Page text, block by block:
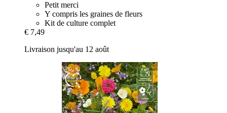
Petit merci
Y compris les graines de fleurs
Kit de culture complet
€ 7,49
Livraison jusqu'au 12 août